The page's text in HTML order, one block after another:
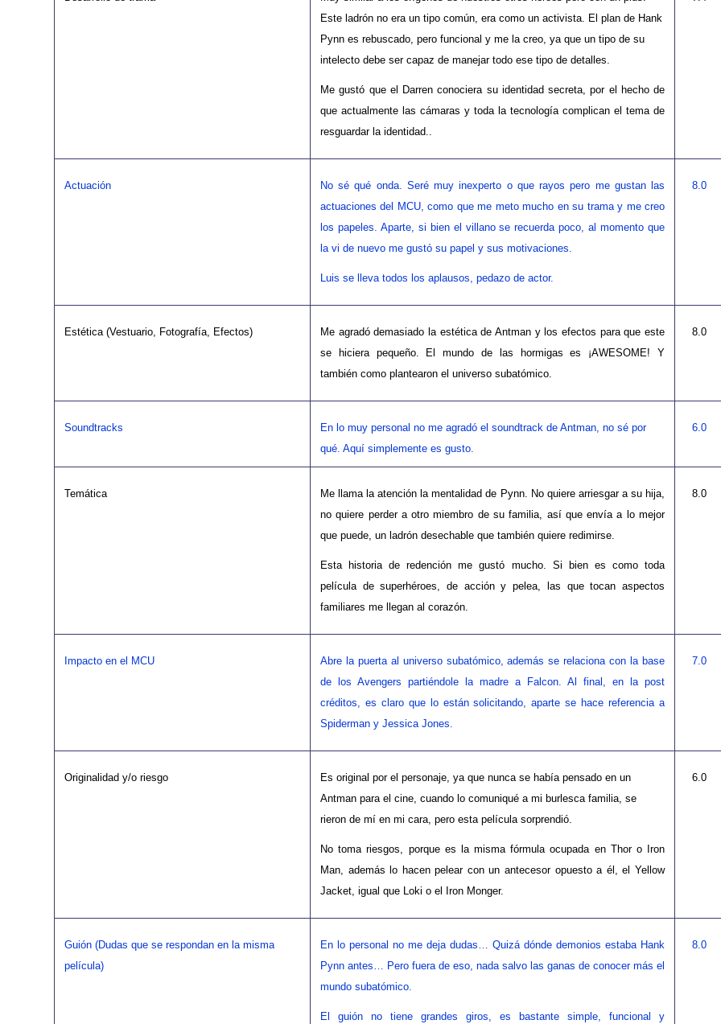
Este ladrón no era un tipo común, era como un activista. El plan de Hank
Pynn es rebuscado, pero funcional y me la creo, ya que un tipo de su
intelecto debe ser capaz de manejar todo ese tipo de detalles.
Me gustó que el Darren conociera su identidad secreta, por el hecho de
que actualmente las cámaras y toda la tecnología complican el tema de
resguardar la identidad..
Actuación
No sé qué onda. Seré muy inexperto o que rayos pero me gustan las
actuaciones del MCU, como que me meto mucho en su trama y me creo
los papeles. Aparte, si bien el villano se recuerda poco, al momento que
la vi de nuevo me gustó su papel y sus motivaciones.
Luis se lleva todos los aplausos, pedazo de actor.
8.0
Estética (Vestuario, Fotografía, Efectos)
Me agradó demasiado la estética de Antman y los efectos para que este
se hiciera pequeño. El mundo de las hormigas es ¡AWESOME! Y
también como plantearon el universo subatómico.
8.0
Soundtracks
En lo muy personal no me agradó el soundtrack de Antman, no sé por
qué. Aquí simplemente es gusto.
6.0
Temática
Me llama la atención la mentalidad de Pynn. No quiere arriesgar a su hija,
no quiere perder a otro miembro de su familia, así que envía a lo mejor
que puede, un ladrón desechable que también quiere redimirse.
Esta historia de redención me gustó mucho. Si bien es como toda
película de superhéroes, de acción y pelea, las que tocan aspectos
familiares me llegan al corazón.
8.0
Impacto en el MCU
Abre la puerta al universo subatómico, además se relaciona con la base
de los Avengers partiéndole la madre a Falcon. Al final, en la post
créditos, es claro que lo están solicitando, aparte se hace referencia a
Spiderman y Jessica Jones.
7.0
Originalidad y/o riesgo
Es original por el personaje, ya que nunca se había pensado en un
Antman para el cine, cuando lo comuniqué a mi burlesca familia, se
rieron de mí en mi cara, pero esta película sorprendió.
No toma riesgos, porque es la misma fórmula ocupada en Thor o Iron
Man, además lo hacen pelear con un antecesor opuesto a él, el Yellow
Jacket, igual que Loki o el Iron Monger.
6.0
Guión (Dudas que se respondan en la misma
película)
En lo personal no me deja dudas… Quizá dónde demonios estaba Hank
Pynn antes… Pero fuera de eso, nada salvo las ganas de conocer más el
mundo subatómico.
El guión no tiene grandes giros, es bastante simple, funcional y
8.0